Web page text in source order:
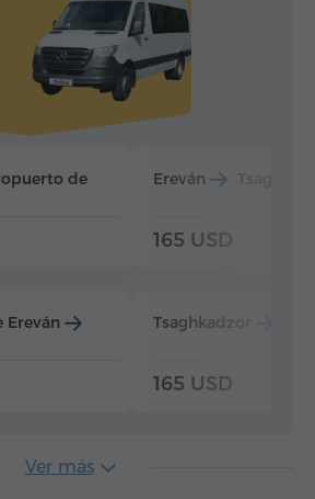
de
Ereván
Ereván
165 USD
Tsaghkadzor
165 USD
Ver más